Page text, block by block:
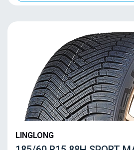
LINGLONG